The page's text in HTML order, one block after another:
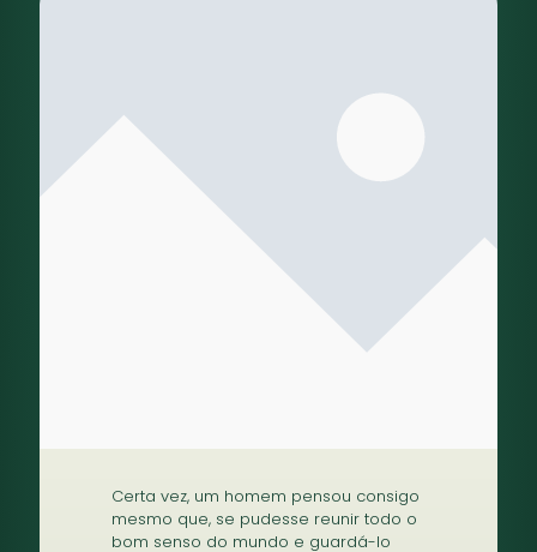
Certa vez, um homem pensou consigo
mesmo que, se pudesse reunir todo o
bom senso do mundo e guardá-lo